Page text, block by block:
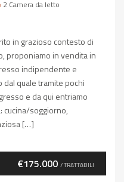
2 Camera da letto
in grazioso contesto di
proponiamo in vendita in
indipendente e
quale tramite pochi
e da qui entriamo
cucina/soggiorno,
[…]
€175.000 / TRATTABILI